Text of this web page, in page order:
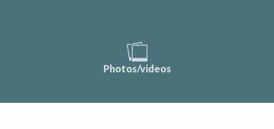
Photos/videos